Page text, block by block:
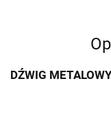
DŹWIG